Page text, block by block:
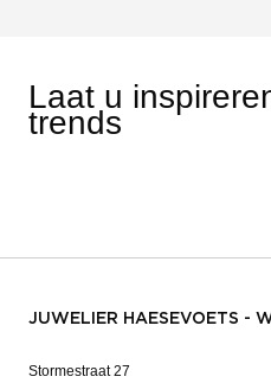
Laat u
trends
JUWELIER HAESEVOETS -
Stormestraat 27